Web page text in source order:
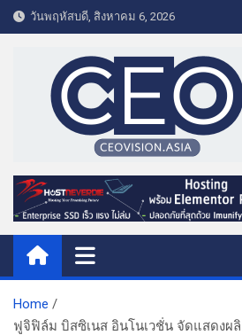
k
e
t
วันพฤหัสบดี, สิงหาคม 6, 2026
CEO VISION.ASIA
Business & Lifestyle
Home
ฟูจิฟิล์ม บิสซิเนส อินโนเวชั่น จัดแสดง